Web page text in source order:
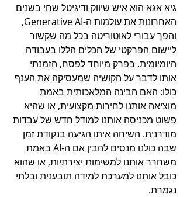
גיא אגא הוא איש שיווק ודיגיטל שחי בשנים
האחרונות את עולמות ה-Generative AI,
והפך עבורי לאוטוריטה בכל מה שקשור
ליישום הפרקטי של הכלים הללו בעבודה
היומיומית. בפרק מיוחד לפסח, הזמנתי
אותו לדבר על הקושיה שמעסיקה את הענף
כולו: האם הבינה המלאכותית באמת
מוציאה אותנו לחירות מקצועית, או שהיא
פשוט מכניסה אותנו למודל חדש של עבדות
מודרנית. השיחה איתו הגיעה בנקודת זמן
שבה כולנו מנסים להבין אם ה-AI באמת
משחרר אותנו למשימות יצירתיות, או שהוא
כובל אותנו למערכת למידה תובענית ובלתי
נגמרת.